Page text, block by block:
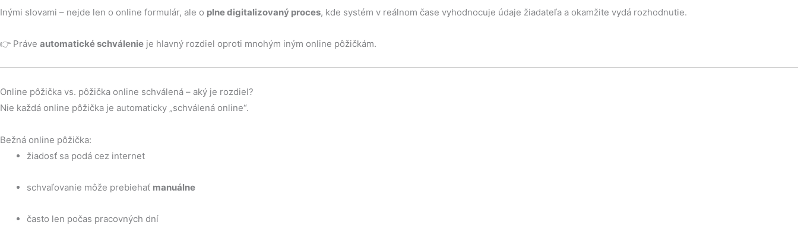
Inými slovami – nejde len o online formulár, ale o plne digitalizovaný proces, kde systém v reálnom čase vyhodnocuje údaje žiadateľa a okamžite vydá rozhodnutie.
👉 Práve automatické schválenie je hlavný rozdiel oproti mnohým iným online pôžičkám.
Online pôžička vs. pôžička online schválená – aký je rozdiel?
Nie každá online pôžička je automaticky „schválená online“.
Bežná online pôžička:
žiadosť sa podá cez internet
schvaľovanie môže prebiehať manuálne
často len počas pracovných dní